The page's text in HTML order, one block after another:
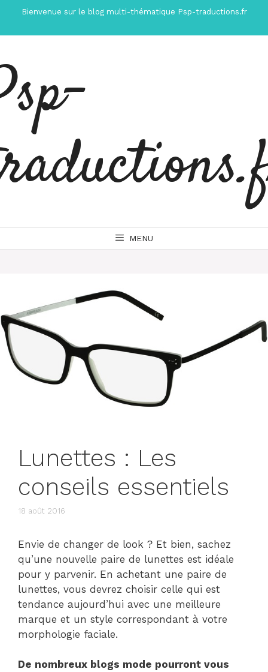
contenu
Bienvenue sur le blog multi-thématique Psp-traductions.fr
MENU
Lunettes : Les
conseils essentiels
18 août 2016
Envie de changer de look ? Et bien, sachez
qu’une nouvelle paire de lunettes est idéale
pour y parvenir. En achetant une paire de
lunettes, vous devrez choisir celle qui est
tendance aujourd’hui avec une meilleure
marque et un style correspondant à votre
morphologie faciale.
De nombreux blogs mode pourront vous